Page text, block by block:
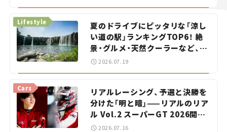
夏のドライブにピッタリな「涼し
い道の駅」ランキングTOP6！ 絶
景・グルメ・天然クーラーなど、避
暑におすすめのスポットを紹介
Lifestyle
2026.07.19
リアルレーシング、予選と決勝を
分けた「明と暗」——リアルのリア
ル Vol.2 スーパーGT 2026開幕
戦 岡山国際サーキット
Cars
2026.07.16